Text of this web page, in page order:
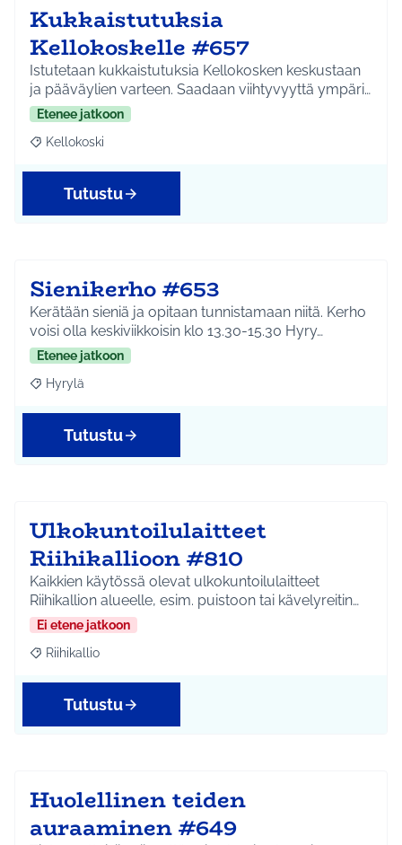
Kukkaistutuksia
Kellokoskelle #657
Istutetaan kukkaistutuksia Kellokosken keskustaan
ja pääväylien varteen. Saadaan viihtyvyyttä ympäri…
Etenee jatkoon
Rajaa tulokset aihepiirin mukaan: Kellokoski
Kellokoski
Tutustu
Sienikerho #653
Kerätään sieniä ja opitaan tunnistamaan niitä. Kerho
voisi olla keskiviikkoisin klo 13.30-15.30 Hyry…
Etenee jatkoon
Rajaa tulokset aihepiirin mukaan: Hyrylä
Hyrylä
Tutustu
Ulkokuntoilulaitteet
Riihikallioon #810
Kaikkien käytössä olevat ulkokuntoilulaitteet
Riihikallion alueelle, esim. puistoon tai kävelyreitin…
Ei etene jatkoon
Rajaa tulokset aihepiirin mukaan: Riihikallio
Riihikallio
Tutustu
Huolellinen teiden
auraaminen #649